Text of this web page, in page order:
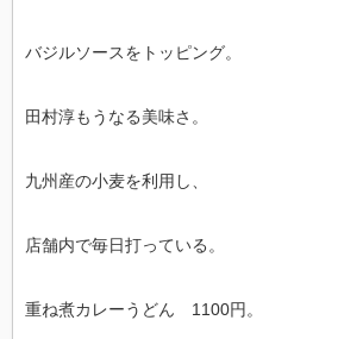
バジルソースをトッピング。
田村淳もうなる美味さ。
九州産の小麦を利用し、
店舗内で毎日打っている。
重ね煮カレーうどん 1100円。